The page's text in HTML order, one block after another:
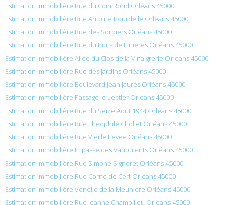
Estimation immobilière Rue du Coin Rond Orléans 45000
Estimation immobilière Rue Antoine Bourdelle Orléans 45000
Estimation immobilière Rue des Sorbiers Orléans 45000
Estimation immobilière Rue du Puits de Linieres Orléans 45000
Estimation immobilière Allée du Clos de la Vinaigrerie Orléans 45000
Estimation immobilière Rue des Jardins Orléans 45000
Estimation immobilière Boulevard Jean Jaurès Orléans 45000
Estimation immobilière Passage le Lectier Orléans 45000
Estimation immobilière Rue du Seize Aout 1944 Orléans 45000
Estimation immobilière Rue Theophile Chollet Orléans 45000
Estimation immobilière Rue Vieille Levee Orléans 45000
Estimation immobilière Impasse des Vaupulents Orléans 45000
Estimation immobilière Rue Simone Signoret Orléans 45000
Estimation immobilière Rue Corne de Cerf Orléans 45000
Estimation immobilière Venelle de la Meuniere Orléans 45000
Estimation immobilière Rue Jeanne Champillou Orléans 45000